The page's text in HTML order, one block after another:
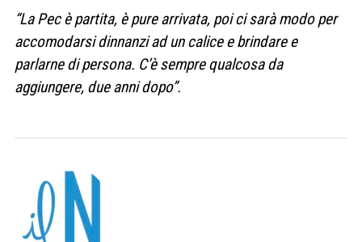
“La Pec è partita, è pure arrivata, poi ci sarà modo per
accomodarsi dinnanzi ad un calice e brindare e
parlarne di persona. C’è sempre qualcosa da
aggiungere, due anni dopo”.